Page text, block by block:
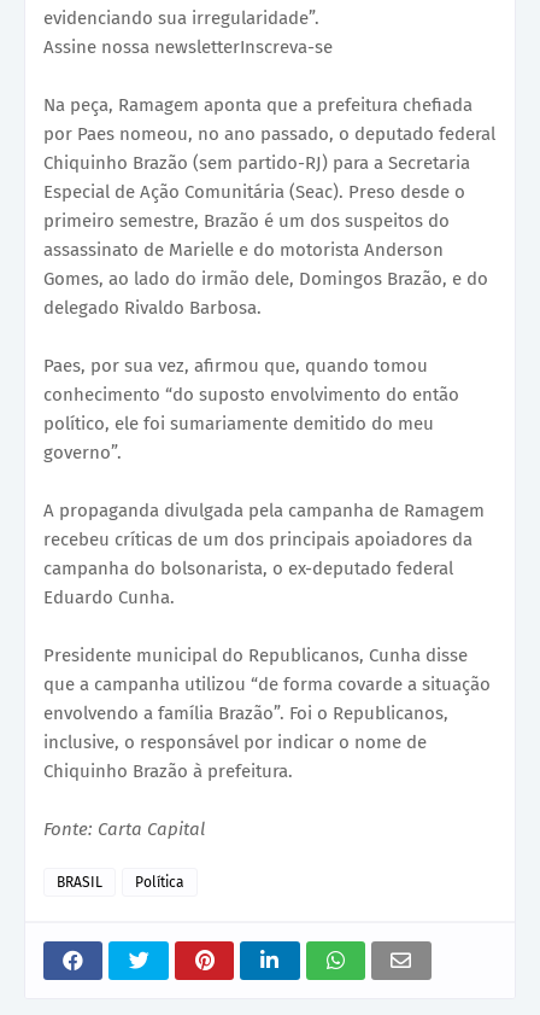
evidenciando sua irregularidade”.
Assine nossa newsletterInscreva-se
Na peça, Ramagem aponta que a prefeitura chefiada
por Paes nomeou, no ano passado, o deputado federal
Chiquinho Brazão (sem partido-RJ) para a Secretaria
Especial de Ação Comunitária (Seac). Preso desde o
primeiro semestre, Brazão é um dos suspeitos do
assassinato de Marielle e do motorista Anderson
Gomes, ao lado do irmão dele, Domingos Brazão, e do
delegado Rivaldo Barbosa.
Paes, por sua vez, afirmou que, quando tomou
conhecimento “do suposto envolvimento do então
político, ele foi sumariamente demitido do meu
governo”.
A propaganda divulgada pela campanha de Ramagem
recebeu críticas de um dos principais apoiadores da
campanha do bolsonarista, o ex-deputado federal
Eduardo Cunha.
Presidente municipal do Republicanos, Cunha disse
que a campanha utilizou “de forma covarde a situação
envolvendo a família Brazão”. Foi o Republicanos,
inclusive, o responsável por indicar o nome de
Chiquinho Brazão à prefeitura.
Fonte: Carta Capital
BRASIL Política